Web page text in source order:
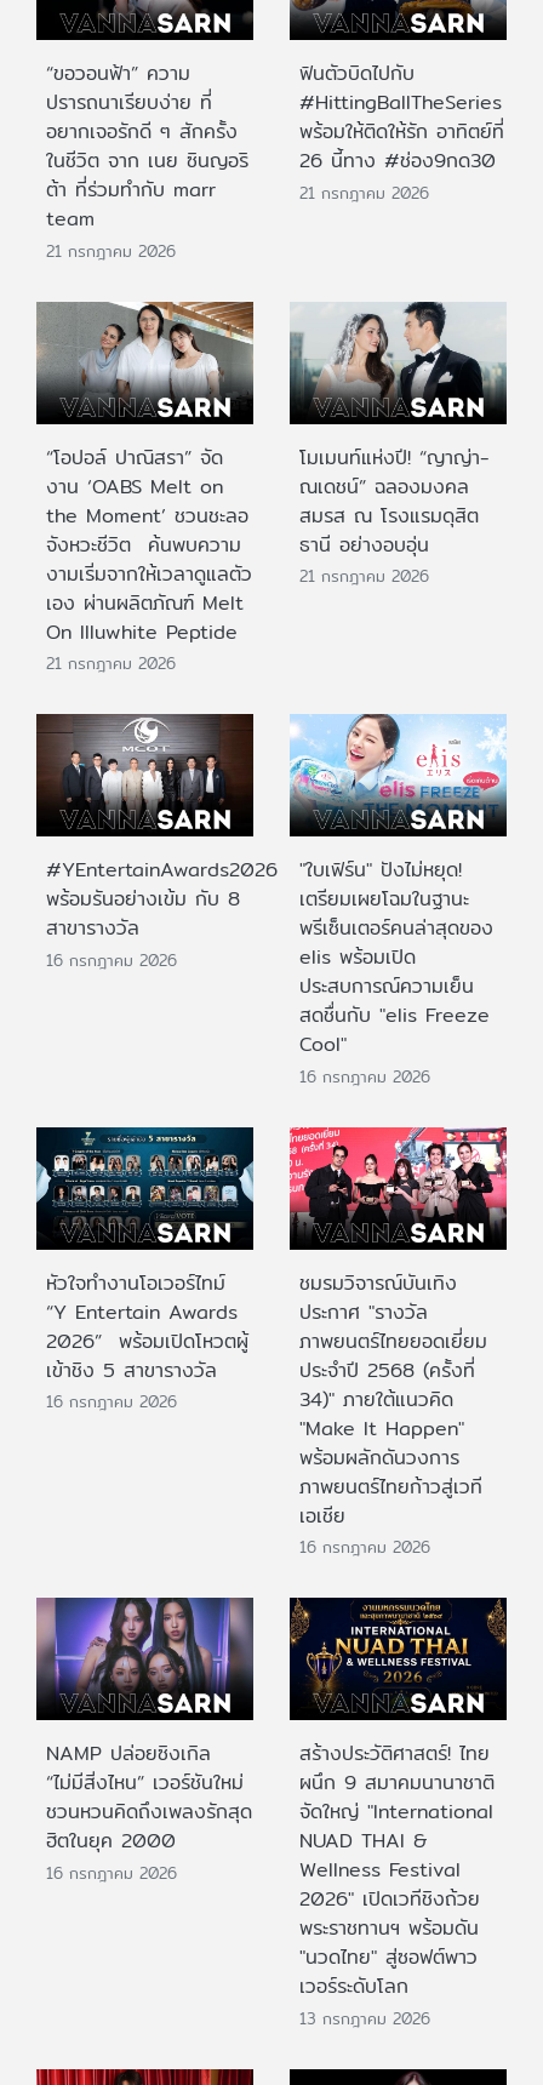
“ขอวอนฟ้า” ความ
ปรารถนาเรียบง่าย ที่
อยากเจอรักดี ๆ สักครั้ง
ในชีวิต จาก เนย ซินญอริ
ต้า ที่ร่วมทำกับ marr
team
21 กรกฎาคม 2026
ฟินตัวบิดไปกับ
#HittingBallTheSeries
พร้อมให้ติดให้รัก อาทิตย์ที่
26 นี้ทาง #ช่อง9กด30
21 กรกฎาคม 2026
“โอปอล์ ปาณิสรา” จัด
งาน ‘OABS Melt on
the Moment’ ชวนชะลอ
จังหวะชีวิต ค้นพบความ
งามเริ่มจากให้เวลาดูแลตัว
เอง ผ่านผลิตภัณฑ์ Melt
On Illuwhite Peptide
21 กรกฎาคม 2026
โมเมนท์แห่งปี! “ญาญ่า-
ณเดชน์” ฉลองมงคล
สมรส ณ โรงแรมดุสิต
ธานี อย่างอบอุ่น
21 กรกฎาคม 2026
#YEntertainAwards2026
พร้อมรันอย่างเข้ม กับ 8
สาขารางวัล
16 กรกฎาคม 2026
"ใบเฟิร์น" ปังไม่หยุด!
เตรียมเผยโฉมในฐานะ
พรีเซ็นเตอร์คนล่าสุดของ
elis พร้อมเปิด
ประสบการณ์ความเย็น
สดชื่นกับ "elis Freeze
Cool"
16 กรกฎาคม 2026
หัวใจทำงานโอเวอร์ไทม์
“Y Entertain Awards
2026” พร้อมเปิดโหวตผู้
เข้าชิง 5 สาขารางวัล
16 กรกฎาคม 2026
ชมรมวิจารณ์บันเทิง
ประกาศ "รางวัล
ภาพยนตร์ไทยยอดเยี่ยม
ประจําปี 2568 (ครั้งที่
34)" ภายใต้แนวคิด
"Make It Happen"
พร้อมผลักดันวงการ
ภาพยนตร์ไทยก้าวสู่เวที
เอเชีย
16 กรกฎาคม 2026
NAMP ปล่อยซิงเกิล
“ไม่มีสิ่งไหน” เวอร์ชันใหม่
ชวนหวนคิดถึงเพลงรักสุด
ฮิตในยุค 2000
16 กรกฎาคม 2026
สร้างประวัติศาสตร์! ไทย
ผนึก 9 สมาคมนานาชาติ
จัดใหญ่ "International
NUAD THAI &
Wellness Festival
2026" เปิดเวทีชิงถ้วย
พระราชทานฯ พร้อมดัน
"นวดไทย" สู่ซอฟต์พาว
เวอร์ระดับโลก
13 กรกฎาคม 2026